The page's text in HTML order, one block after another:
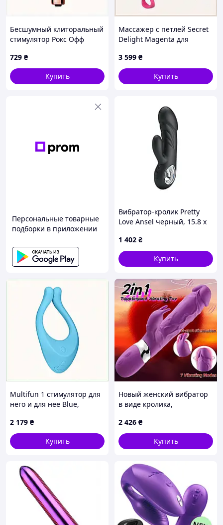
Бесшумный клиторальный
стимулятор Рокс Офф
729 ₴
Купить
Массажер с петлей Secret
Delight Magenta для
152E9535P
3 599 ₴
Купить
Персональные товарные
подборки в приложении
Вибратор-кролик Pretty
Love Ansel черный, 15.8 х
1 402 ₴
Купить
Multifun 1 стимулятор для
него и для нее Blue,
2 179 ₴
Купить
Новый женский вибратор
в виде кролика,
перезаряжаемый секс-
игрушка для пар, 10
режимов вибрации,
2 426 ₴
Купить